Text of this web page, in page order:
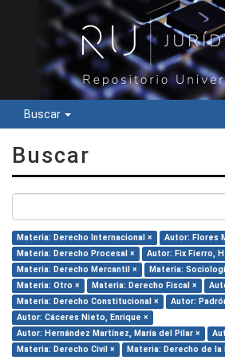
Buscar
Buscar
Materia: Derecho Internacional ×
Autor: Flores
Materia: Derecho Procesal ×
Autor: Fix Fierro,
Materia: Derecho Mercantil ×
Materia:
Materia: Otro ×
Materia: Derecho Fiscal ×
Materia: Derecho Constitucional ×
Autor:
Autor: Cáceres Nieto, Enrique ×
Autor: Hernández Martínez, María del Pilar ×
Materia: Derecho Civil ×
Materia: Derecho de la